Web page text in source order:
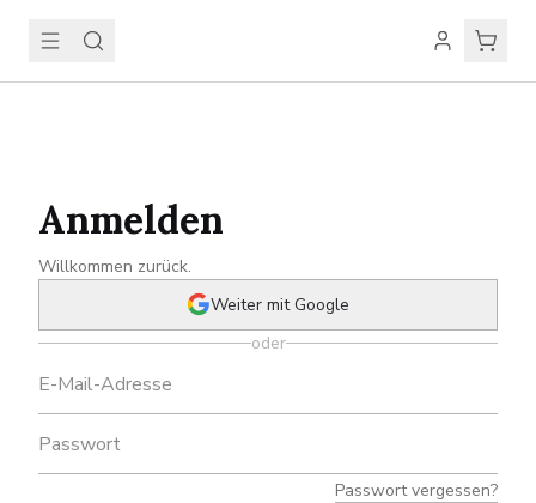
Anmelden
Willkommen zurück.
Weiter mit Google
oder
Passwort vergessen?